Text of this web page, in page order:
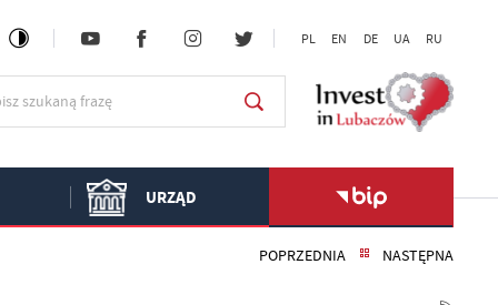
PL EN DE UA RU
URZĄD
POPRZEDNIA NASTĘPNA